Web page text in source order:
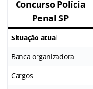
Concurso Polícia
Penal SP
Situação atual
Banca organizadora
Cargos